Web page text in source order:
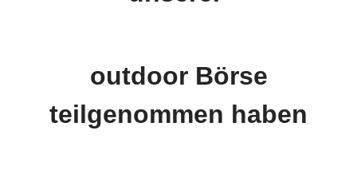
outdoor Börse
teilgenommen haben